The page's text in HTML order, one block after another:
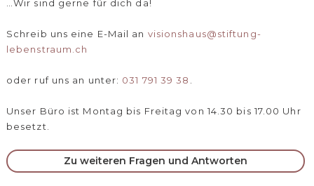
…Wir sind gerne für dich da!
Schreib uns eine E-Mail an visionshaus@stiftung-
lebenstraum.ch
oder ruf uns an unter: 031 791 39 38
Unser Büro ist Montag bis Freitag von 14.30 bis 17.00 Uhr
besetzt.
Zu weiteren Fragen und Antworten